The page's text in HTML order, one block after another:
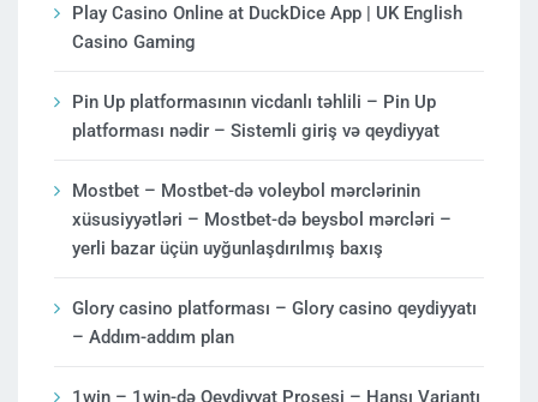
Play Casino Online at DuckDice App | UK English
Casino Gaming
Pin Up platformasının vicdanlı təhlili – Pin Up
platforması nədir – Sistemli giriş və qeydiyyat
Mostbet – Mostbet-də voleybol mərclərinin
xüsusiyyətləri – Mostbet-də beysbol mərcləri –
yerli bazar üçün uyğunlaşdırılmış baxış
Glory casino platforması – Glory casino qeydiyyatı
– Addım-addım plan
1win – 1win-də Qeydiyyat Prosesi – Hansı Variantı